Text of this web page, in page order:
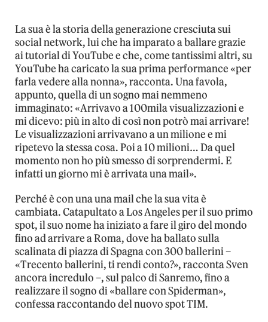
La sua è la storia della generazione cresciuta sui
social network, lui che ha imparato a ballare grazie
ai tutorial di YouTube e che, come tantissimi altri, su
YouTube ha caricato la sua prima performance «per
farla vedere alla nonna», racconta. Una favola,
appunto, quella di un sogno mai nemmeno
immaginato: «Arrivavo a 100mila visualizzazioni e
mi dicevo: più in alto di così non potrò mai arrivare!
Le visualizzazioni arrivavano a un milione e mi
ripetevo la stessa cosa. Poi a 10 milioni… Da quel
momento non ho più smesso di sorprendermi. E
infatti un giorno mi è arrivata una mail».
Perché è con una una mail che la sua vita è
cambiata. Catapultato a Los Angeles per il suo primo
spot, il suo nome ha iniziato a fare il giro del mondo
fino ad arrivare a Roma, dove ha ballato sulla
scalinata di piazza di Spagna con 300 ballerini –
«Trecento ballerini, ti rendi conto?», racconta Sven
ancora incredulo –, sul palco di Sanremo, fino a
realizzare il sogno di «ballare con Spiderman»,
confessa raccontando del nuovo spot TIM.